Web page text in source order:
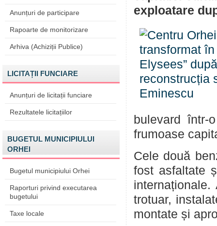
Anunțuri de participare
Rapoarte de monitorizare
Arhiva (Achiziții Publice)
LICITAȚII FUNCIARE
Anunțuri de licitații funciare
Rezultatele licitațiilor
BUGETUL MUNICIPIULUI
ORHEI
Bugetul municipiului Orhei
Raporturi privind executarea
bugetului
Taxe locale
exploatare
bulevard
frumoase
Cele două
fost asfaltate
trotuar,
montate și